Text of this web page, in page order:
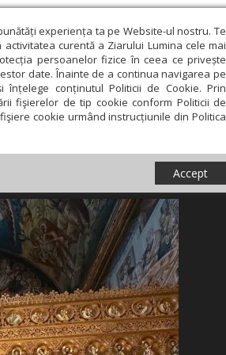
experiența ta pe Website-ul nostru. Te
curentă a Ziarului Lumina cele mai
persoanelor fizice în ceea ce privește
date. Înainte de a continua navigarea pe
conținutul Politicii de Cookie. Prin
fişierelor de tip cookie conform Politicii de
cookie urmând instrucțiunile din Politica
Accept